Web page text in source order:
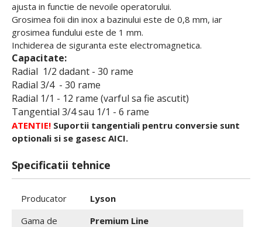
ajusta in functie de nevoile operatorului.
Grosimea foii din inox a bazinului este de 0,8 mm, iar
grosimea fundului este de 1 mm.
Inchiderea de siguranta este electromagnetica.
Capacitate:
Radial 1/2 dadant - 30 rame
Radial 3/4 - 30 rame
Radial 1/1 - 12 rame (varful sa fie ascutit)
Tangential 3/4 sau 1/1 - 6 rame
ATENTIE! Suportii tangentiali pentru conversie sunt
optionali si se gasesc AICI.
Specificatii tehnice
Producator
Lyson
Gama de
Premium Line